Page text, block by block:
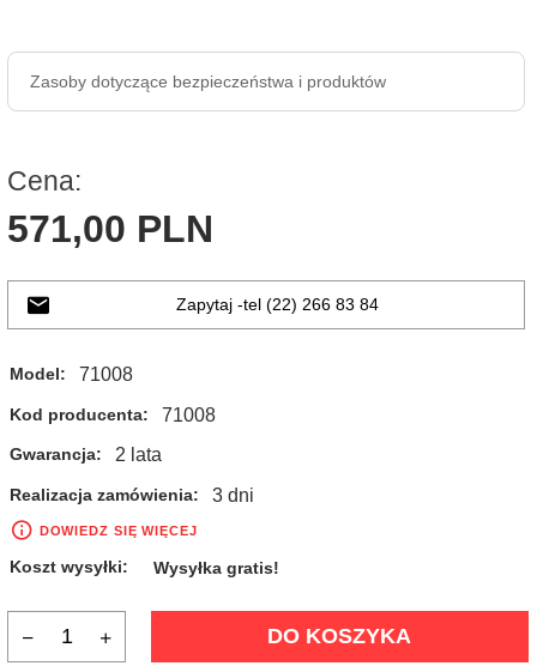
Zasoby dotyczące bezpieczeństwa i produktów
Cena:
571,00 PLN
Zapytaj -tel (22) 266 83 84
Model: 71008
Kod producenta: 71008
Gwarancja: 2 lata
Realizacja zamówienia: 3 dni
DOWIEDZ SIĘ WIĘCEJ
Koszt wysyłki: Wysyłka gratis!
DO KOSZYKA